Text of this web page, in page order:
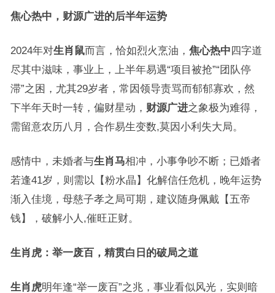
焦心热中，财源广进的后半年运势
2024年对生肖鼠而言，恰如烈火烹油， 焦心热中四字道
尽其中滋味，事业上，上半年易遇“项目被抢”“团队停
滞”之困，尤其29岁者，常因领导责骂而郁郁寡欢，然
下半年天时一转，偏财星动， 财源广进之象极为难得，
需留意农历八月，合作易生变数,莫因小利失大局。
感情中，未婚者与生肖马相冲，小事争吵不断；已婚者
若逢41岁，则需以【粉水晶】化解信任危机，晚年运势
渐入佳境，母慈子孝之局可期，建议随身佩戴【五帝
钱】，破解小人,催旺正财。
生肖虎：举一废百，精贯白日的破局之道
生肖虎明年逢“举一废百”之兆，事业看似风光，实则暗